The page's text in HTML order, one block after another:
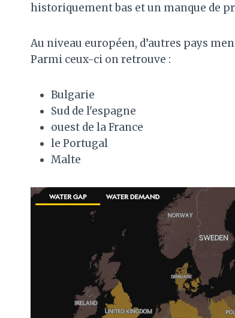
historiquement bas et un manque de
Au niveau européen, d’autres pays
Parmi ceux-ci on retrouve :
Bulgarie
Sud de l'espagne
ouest de la France
le Portugal
Malte